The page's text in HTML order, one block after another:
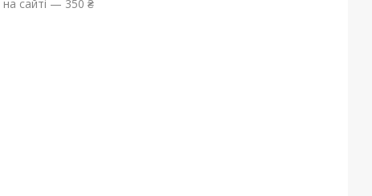
на сайті — 350 ₴